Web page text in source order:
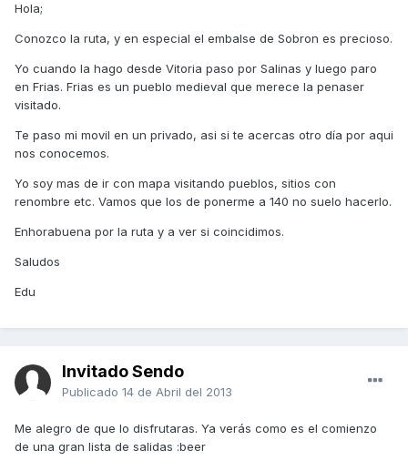
Hola;
Conozco la ruta, y en especial el embalse de Sobron es precioso.
Yo cuando la hago desde Vitoria paso por Salinas y luego paro
en Frias. Frias es un pueblo medieval que merece la penaser
visitado.
Te paso mi movil en un privado, asi si te acercas otro día por aqui
nos conocemos.
Yo soy mas de ir con mapa visitando pueblos, sitios con
renombre etc. Vamos que los de ponerme a 140 no suelo hacerlo.
Enhorabuena por la ruta y a ver si coincidimos.
Saludos
Edu
Invitado Sendo
Publicado 14 de Abril del 2013
Me alegro de que lo disfrutaras. Ya verás como es el comienzo
de una gran lista de salidas :beer